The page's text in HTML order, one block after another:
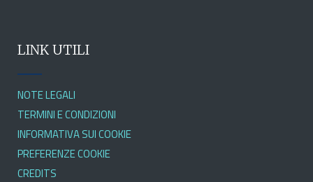
LINK UTILI
NOTE LEGALI
TERMINI E CONDIZIONI
INFORMATIVA SUI COOKIE
PREFERENZE COOKIE
CREDITS